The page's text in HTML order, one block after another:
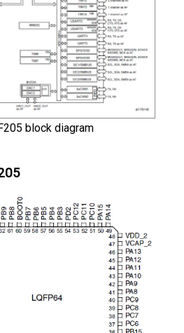
block diagram